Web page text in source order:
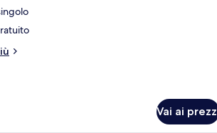
Vai ai